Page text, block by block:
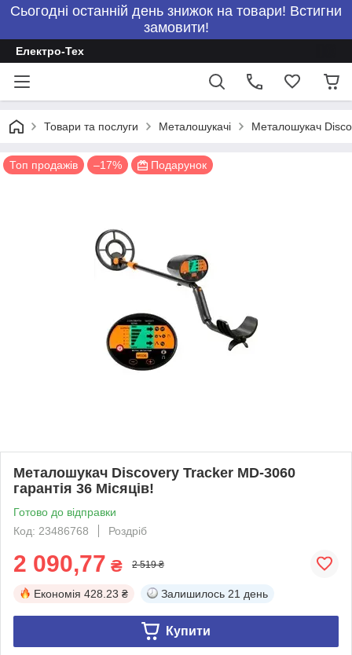
Сьогодні останній день знижок на товари! Встигни
замовити!
Електро-Тех
Товари та послуги Металошукачі Металошукач
Топ продажів –17% Подарунок
Металошукач Discovery Tracker MD-3060
гарантія 36 Місяців!
Готово до відправки
Код: 23486768
Роздріб
2 090,77 ₴ 2 519 ₴
Економія 428.23 ₴ Залишилось 21 день
Купити